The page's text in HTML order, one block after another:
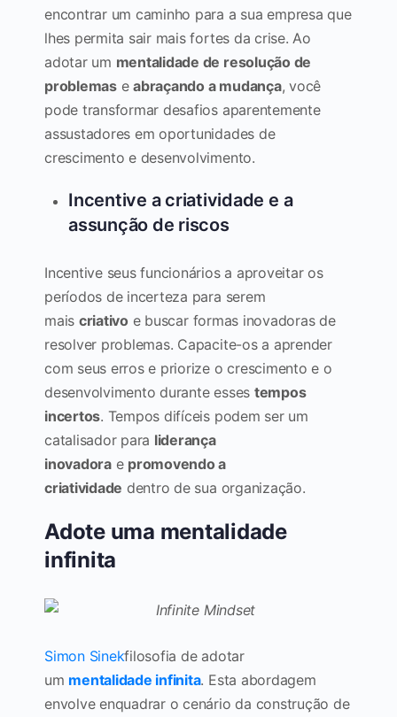
encontrar um caminho para a sua empresa que
lhes permita sair mais fortes da crise. Ao
adotar um mentalidade de resolução de
problemaseabraçando a mudança, você
pode transformar desafios aparentemente
assustadores em oportunidades de
crescimento e desenvolvimento.
Incentive a criatividade e a
assunção de riscos
Incentive seus funcionários a aproveitar os
períodos de incerteza para serem
mais criativo e buscar formas inovadoras de
resolver problemas. Capacite-os a aprender
com seus erros e priorize o crescimento e o
desenvolvimento durante esses tempos
incertos. Tempos difíceis podem ser um
catalisador para liderança
inovadorae promovendo a
criatividade dentro de sua organização.
Adote uma mentalidade
infinita
Simon Sinekfilosofia de adotar
um mentalidade infinita. Esta abordagem
envolve enquadrar o cenário da construção de